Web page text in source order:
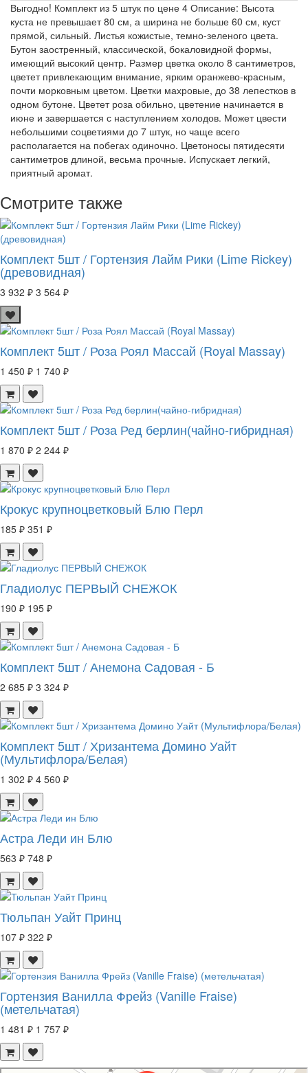
Выгодно! Комплект из 5 штук по цене 4 Описание: Высота
куста не превышает 80 см, а ширина не больше 60 см, куст
прямой, сильный. Листья кожистые, темно-зеленого цвета.
Бутон заостренный, классической, бокаловидной формы,
имеющий высокий центр. Размер цветка около 8 сантиметров,
цветет привлекающим внимание, ярким оранжево-красным,
почти морковным цветом. Цветки махровые, до 38 лепестков в
одном бутоне. Цветет роза обильно, цветение начинается в
июне и завершается с наступлением холодов. Может цвести
небольшими соцветиями до 7 штук, но чаще всего
располагается на побегах одиночно. Цветоносы пятидесяти
сантиметров длиной, весьма прочные. Испускает легкий,
приятный аромат.
Смотрите также
Комплект 5шт / Гортензия Лайм Рики (Lime Rickey)
(древовидная)
3 932 ₽ 3 564 ₽
Комплект 5шт / Роза Роял Массай (Royal Massay)
1 450 ₽ 1 740 ₽
Комплект 5шт / Роза Ред берлин(чайно-гибридная)
1 870 ₽ 2 244 ₽
Крокус крупноцветковый Блю Перл
185 ₽ 351 ₽
Гладиолус ПЕРВЫЙ СНЕЖОК
190 ₽ 195 ₽
Комплект 5шт / Анемона Садовая - Б
2 685 ₽ 3 324 ₽
Комплект 5шт / Хризантема Домино Уайт
(Мультифлора/Белая)
1 302 ₽ 4 560 ₽
Астра Леди ин Блю
563 ₽ 748 ₽
Тюльпан Уайт Принц
107 ₽ 322 ₽
Гортензия Ванилла Фрейз (Vanille Fraise)
(метельчатая)
1 481 ₽ 1 757 ₽